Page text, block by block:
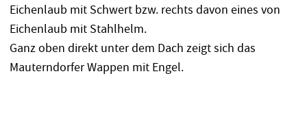
Eichenlaub mit Schwert bzw. rechts davon eines von
Eichenlaub mit Stahlhelm.
Ganz oben direkt unter dem Dach zeigt sich das
Mauterndorfer Wappen mit Engel.